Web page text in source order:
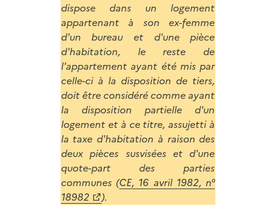
dispose dans un logement
appartenant à son ex-femme
d'un bureau et d'une pièce
d'habitation, le reste de
l'appartement ayant été mis par
celle-ci à la disposition de tiers,
doit être considéré comme ayant
la disposition partielle d'un
logement et à ce titre, assujetti à
la taxe d'habitation à raison des
deux pièces susvisées et d'une
quote-part des parties
communes (CE, 16 avril 1982, n°
18982
).